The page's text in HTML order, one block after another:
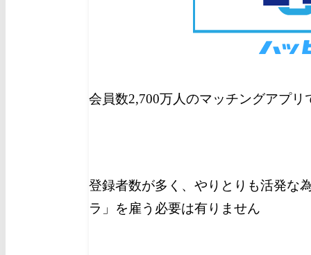
会員数2,700万人のマッチングアプ
登録者数が多く、やりとりも活発な
ラ」を雇う必要は有りません